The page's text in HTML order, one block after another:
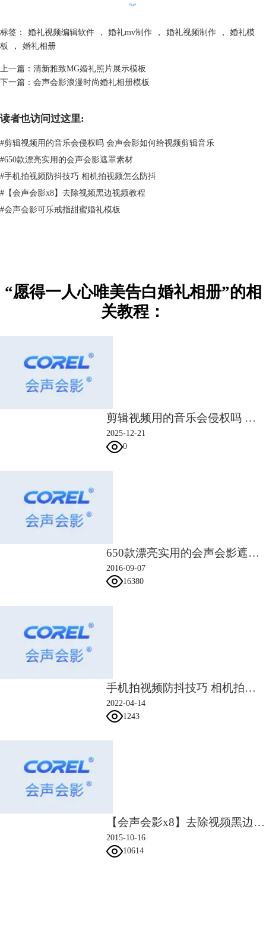
相互宽容。小编希望每一个人都能找到那个愿意相伴一生的人。
会声会影模板下载
http://www.huishenghuiying.com.cn/mubanjiaocheng/only-one.html
︾
标签： 婚礼视频编辑软件 ， 婚礼mv制作 ， 婚礼视频制作 ，
婚礼模
板
， 婚礼相册
上一篇： 清新雅致MG婚礼照片展示模板
下一篇： 会声会影浪漫时尚婚礼相册模板
读者也访问过这里:
#剪辑视频用的音乐会侵权吗 会声会影如何给视频剪辑音乐
#650款漂亮实用的会声会影遮罩素材
#手机拍视频防抖技巧 相机拍视频怎么防抖
# 【会声会影x8】去除视频黑边视频教程
#会声会影可乐戒指甜蜜婚礼模板
“愿得一人心唯美告白婚礼相册”的相
关教程：
剪辑视频用的音乐会侵权吗 会声会影如何给视频剪辑音乐
2025-12-21
0
650款漂亮实用的会声会影遮罩素材
2016-09-07
16380
手机拍视频防抖技巧 相机拍视频怎么防抖
2022-04-14
1243
【会声会影x8】去除视频黑边视频教程
2015-10-16
10614